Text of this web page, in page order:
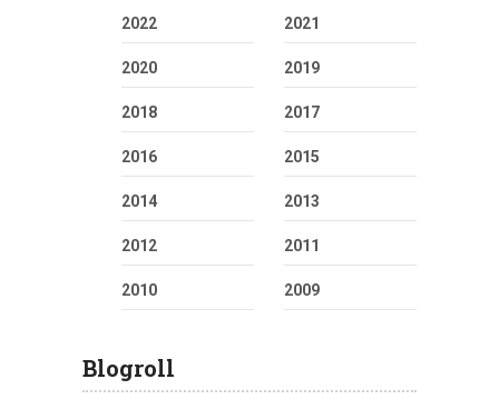
2022 2021
2020 2019
2018 2017
2016 2015
2014 2013
2012 2011
2010 2009
Blogroll